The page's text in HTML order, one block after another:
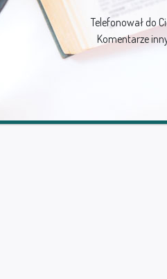
Telefonował do
Komentarze